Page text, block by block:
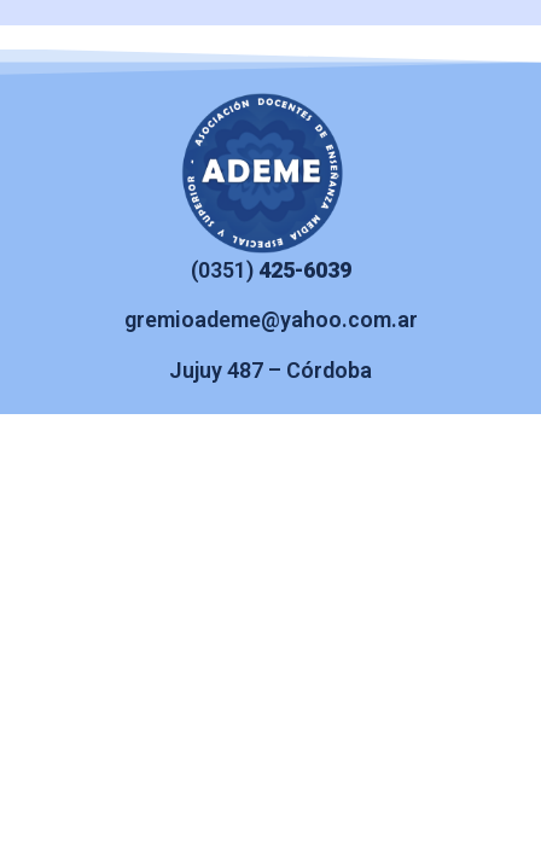
(0351) 425-6039
gremioademe@yahoo.com.ar
Jujuy 487 – Córdoba